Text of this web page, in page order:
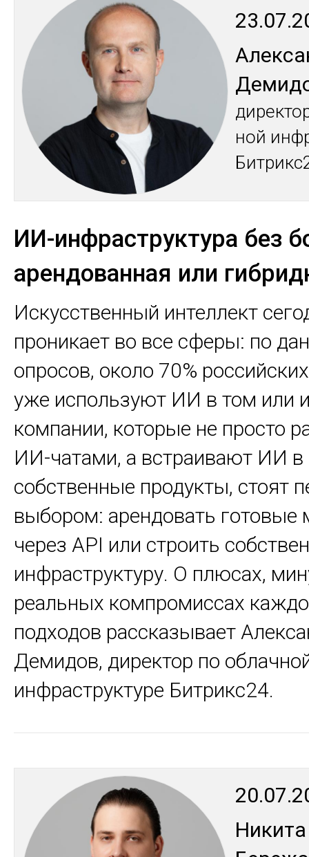
ной
ИИ-инфраструктура без
арендованная или
Искусственный интеллект
проникает во все сферы: по
опросов, около 70%
уже используют ИИ в том или
компании, которые не просто
ИИ-чатами, а встраивают ИИ в
собственные продукты, стоят
выбором: арендовать готовые
через API или строить
инфраструктуру. О плюсах,
реальных компромиссах
подходов рассказывает
Демидов, директор по
инфраструктуре Битрикс24.
Ни­кита